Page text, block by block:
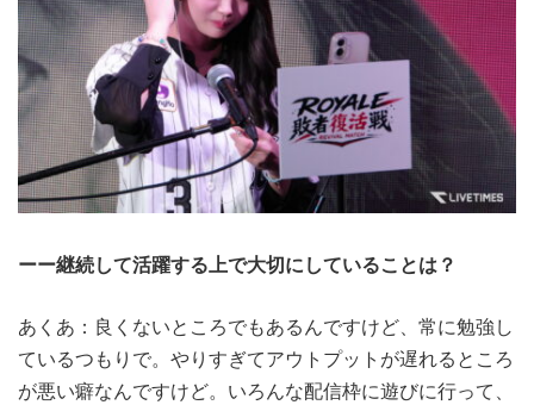
ーー継続して活躍する上で大切にしていることは？
あくあ：良くないところでもあるんですけど、常に勉強し
ているつもりで。やりすぎてアウトプットが遅れるところ
が悪い癖なんですけど。いろんな配信枠に遊びに行って、